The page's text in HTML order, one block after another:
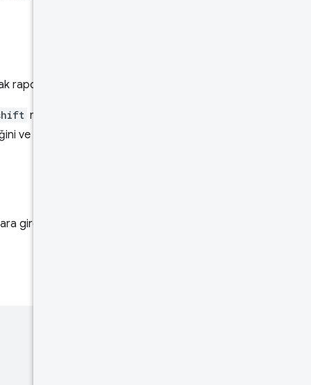
raporlarız.
metriklerinin dize olarak
ve dize içinde 2 ondalık
giren sayfa yüklemelerinin